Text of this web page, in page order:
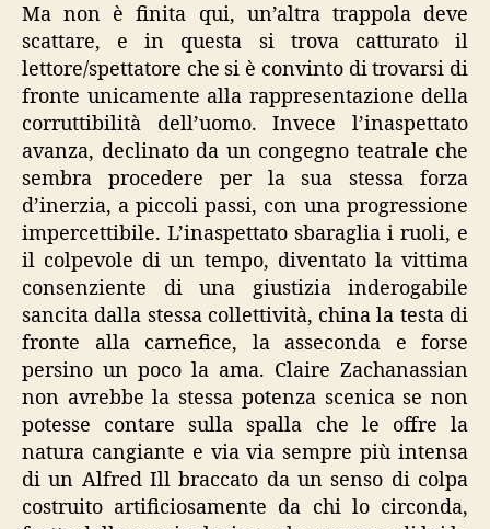
Ma non è finita qui, un’altra trappola deve
scattare, e in questa si trova catturato il
lettore/spettatore che si è convinto di trovarsi di
fronte unicamente alla rappresentazione della
corruttibilità dell’uomo. Invece l’inaspettato
avanza, declinato da un congegno teatrale che
sembra procedere per la sua stessa forza
d’inerzia, a piccoli passi, con una progressione
impercettibile. L’inaspettato sbaraglia i ruoli, e
il colpevole di un tempo, diventato la vittima
consenziente di una giustizia inderogabile
sancita dalla stessa collettività, china la testa di
fronte alla carnefice, la asseconda e forse
persino un poco la ama. Claire Zachanassian
non avrebbe la stessa potenza scenica se non
potesse contare sulla spalla che le offre la
natura cangiante e via via sempre più intensa
di un Alfred Ill braccato da un senso di colpa
costruito artificiosamente da chi lo circonda,